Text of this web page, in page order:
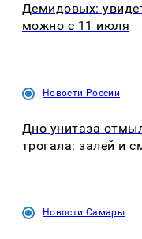
Демидовых:
можно с 11 июля
Новости России
Дно унитаза
трогала: залей и
Новости Самары